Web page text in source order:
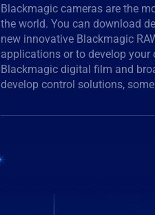
Blackmagic cameras are the
the world. You can download
new innovative Blackmagic
applications or to develop
Blackmagic digital film and
develop control solutions,
such as SDI and Bluetooth
control protocol allows you to
switchers, VISCA, S.Bus, PWM,
for Arduino to build your own